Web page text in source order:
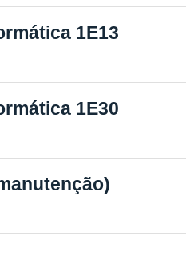
1E13
1E30